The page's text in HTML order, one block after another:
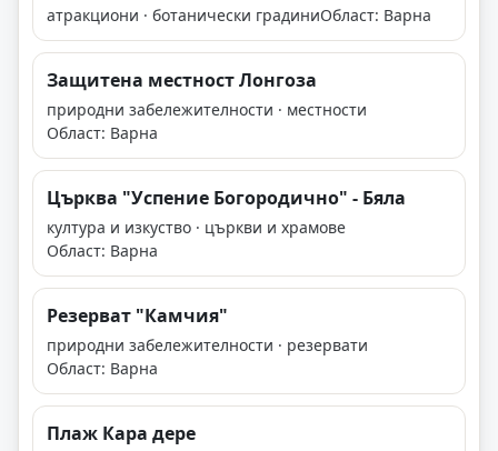
атракциони · ботанически градиниОбласт: Варна
Защитена местност Лонгоза
природни забележителности · местности
Област: Варна
Църква "Успение Богородично" - Бяла
култура и изкуство · църкви и храмове
Област: Варна
Резерват "Камчия"
природни забележителности · резервати
Област: Варна
Плаж Кара дере